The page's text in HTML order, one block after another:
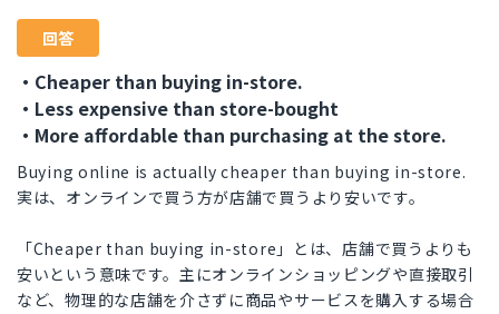
回答
・Cheaper than buying in-store.
・Less expensive than store-bought
・More affordable than purchasing at the store.
Buying online is actually cheaper than buying in-store.
実は、オンラインで買う方が店舗で買うより安いです。
「Cheaper than buying in-store」とは、店舗で買うよりも
安いという意味です。主にオンラインショッピングや直接取引
など、物理的な店舗を介さずに商品やサービスを購入する場合